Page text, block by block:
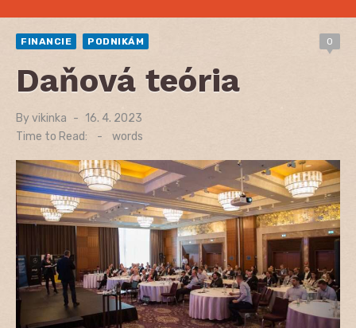
FINANCIE PODNIKÁM 0
Daňová teória
Byvikinka
Posted
on
16. 4. 2023
Time to Read:
- words